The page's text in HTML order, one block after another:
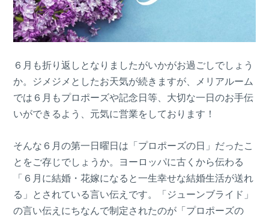
６月も折り返しとなりましたがいかがお過ごしでしょう
か。ジメジメとしたお天気が続きますが、メリアルーム
では６月もプロポーズや記念日等、大切な一日のお手伝
いができるよう、元気に営業をしております！
そんな６月の第一日曜日は「プロポーズの日」だったこ
とをご存じでしょうか。ヨーロッパに古くから伝わる
「６月に結婚・花嫁になると一生幸せな結婚生活が送れ
る」とされている言い伝えです。「ジューンブライド」
の言い伝えにちなんで制定されたのが「プロポーズの